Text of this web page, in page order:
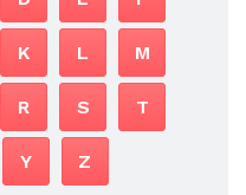
K L M
R S T
Y Z